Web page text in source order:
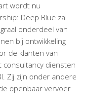
wordt nu
Deep Blue zal
onderdeel van
bij ontwikkeling
de klanten van
consultancy diensten
Zij zijn onder andere
openbaar vervoer